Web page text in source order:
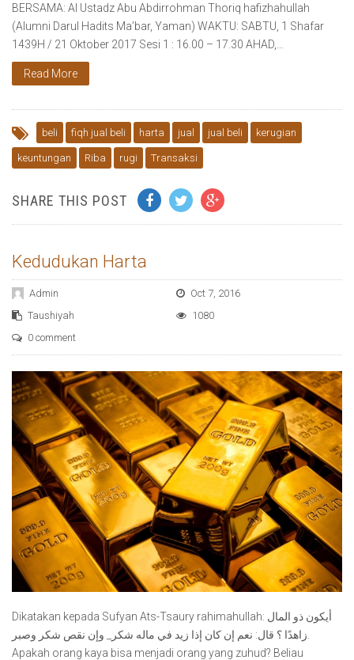
BERSAMA: Al Ustadz Abu Abdirrohman Thoriq hafizhahullah
(Alumni Darul Hadits Ma’bar, Yaman) WAKTU: SABTU, 1 Shafar
1439H / 21 Oktober 2017 Sesi 1 : 16.00 – 17.30 AHAD,…
Read More
beli fiqh jual beli harta jual jual beli kerugian
keuntungan Riba rugi Transaksi
SHARE THIS POST
Kedudukan Harta
Admin
Oct 7, 2016
Taushiyah
1080
0 comment
Dikatakan kepada Sufyan Ats-Tsaury rahimahullah: أيكون ذو المال
زاهدًا ؟ قال: نعم إن كان إذا زيد في ماله شكر_ وإن نقص شكر وصبر.
Apakah orang kaya bisa menjadi orang yang zuhud? Beliau